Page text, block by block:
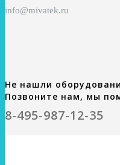
info@mivatek.ru
Не нашли
Позвоните нам, мы
8-495-987-12-35